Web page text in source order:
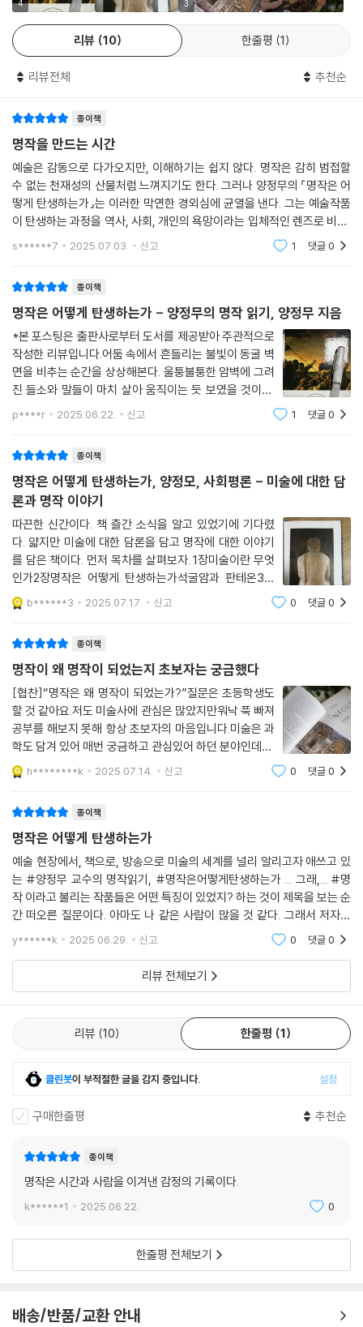
있는지 고민해볼 수 있다. 그것이 가능하다면 다다익선은 명작이 되는 것
이다.
--- 「6장 ‘한국의 명작을 찾아서」 중에서
지 않다고 말한다. 아름다움이 미술의 본질은 아니라는 것이다. 아름다움
과 별개로 인간의 깊은 감정을 일깨우는 작품이야말로 미술이며, 그것이
명작의 조건이라고 말한다.
저자는 그중에서도 신비로움과 경외감을 미술의 핵심적인 감정으로 꼽는
태, 즉 높은 차원의 정화된 마음 상태일 수 있다고 주장한다. 주술적 제의를
위해 구석기인들이 그린 동굴 벽화는 아름답기 때문이 아니라, 인간 안에
내재한 초월적인 감정을 불러일으키기에 미술로 정의할 수 있다. 그런 의
미에서 명작은 필연적으로 시공간을 초월한 세계로 우리를 데려다준다. 미
술은 이 같은 목적을 이루기 위해 가능한 구체적이고 생생한 물질로 우리
앞에 드러날 필요가 있다. 저자는 미술이란 단순히 머릿속에 떠오른 이미
지가 아니라 이미지와 물질로 구성된다고 말한다. 석굴암이 명작인 이유는
는 데 있다. 1만 5천 년 전 동굴 벽화와 20세기 백남준의 작품이 명작으로
서 공통점을 지닌다면, 둘 모두 물질로 현현해 이 같은 감정을 전해주기 때
문이다.
석굴암과 판테온, 불안정하기에 위대하다
시스티나 성당 벽화, 모욕당한 명작
메두사호의 뗏목, 이보다 더한 비극은 없다
모네의 수련 연못, 급이 다른 격차
저자가 꼽은 명작 중 하나인 테오도르 제리코의 〈메두사호의 뗏목〉 역시 미
술이 우리에게 아름답고 좋은 세계만 보여주는 것이 아니라는 사실을 깨닫
게 한다. 이 작품은 1816년 프랑스에서 일어난 메두사호의 조난 사건을 그
린 것으로, 작은 뗏목에 의지한 사람들이 바다 한가운데에서 처참히 죽어
가는 모습을 담았다. 제리코는 이 비극적인 사건을 날것 그대로 묘사하며
당시 프랑스 사회를 경악하게 만들었다. 실제로 그림 속의 끔찍한 장면은
극도의 사실성으로 보는 이에게 참담함과 고통스러운 감정을 불러일으킨
다. 하지만 그 때문에 우리는 이 작품에서 죽음을 목전에 둔 인간들의 삶을
정적인 힘이 공존한다. 빛과 어둠, 선과 악이 충돌한다. 그로 인해 명작은
언제나 논란의 중심에 선다. 그리고 때로는 모욕받는다.
미켈란젤로의 시스티나 벽화가 그 사례 중 하나다. 지금이야 모든 사람이
인정하는 명작이지만 한때 시스티나 성당의 〈최후의 심판〉은 불경한 작품
이라며 비난받았다. 급기야 나신으로 묘사된 예수와 성인들이 옷을 입은
모습으로 보수되면서 미켈란젤로가 그린 원작은 훼손당한다. 이처럼 명작
은 논쟁적이기에 시대의 오해와 불신을 사기도 한다. 그러나 결국 시간 속
에서 스러지지 않는 운명을 스스로 쟁취해낸다.
명작은 완벽하다?
명작에 깃든 빛과 어둠
명작이 오랜 시간을 버텨낸 데는 이유가 있다. 기술, 표현력, 주제, 창의성
모든 면에서 명작은 다른 작품을 압도한다. 다시 말해 명작에는 다른 작품
이 범접할 수 없는 차이가 있다. 일례로 우리는 시스티나 성당을 가득 채운
어마어마한 규모의 웅장한 그림들을 보며 절로 탄성을 내지른다. 시력을
잃어가는 상황에서도 불굴의 의지로 완성한 모네의 수련 연작은 차원이 다
른 예술성을 보여준다. 우리는 명작을 통해 인간의 한계를 극복한 예술가
의 위대한 투쟁과 천재성을 목격할 수 있다. 제리코가 그렇고, 미켈란젤로
가 그렇고, 모네의 작품이 그렇다. 그들의 작품은 시간 속에서도 쉬이 바래
는 진정한 감동은 명작의 찬란함 속에 녹아 있는 망설임과 고통의 흔적에
성하지 못한 뒷모습이다. 시스티나 성당 벽화에 그려진 어색한 손동작과
실수하는 인간이었음을 보여준다. 명작은 초월적인 위대함 속에 인간다움
을 품고 있다. 명작은 불안정하기에 위대하다. 이 책은 명작에 깃든 빛과 어
둠을 조명하며 “과연 미술이란 무엇인가”라는 본질적인 질문을 우리에게
되돌려준다.
4 3
리뷰 10 한줄평 1
리뷰전체 추천순
종이책
명작을 만드는 시간
예술은 감동으로 다가오지만, 이해하기는 쉽지 않다. 명작은 감히 범접할
수 없는 천재성의 산물처럼 느껴지기도 한다. 그러나 양정무의 『명작은 어
떻게 탄생하는가』는 이러한 막연한 경외심에 균열을 낸다. 그는 예술작품
이 탄생하는 과정을 역사, 사회, 개인의 욕망이라는 입체적인 렌즈로 비춰,
‘이해 가능한 명작’으로 우리 앞에 놓는다. 이 책은 단순한 미술 해설서가
s******7 2025.07.03. 신고 1 댓글0
종이책
명작은 어떻게 탄생하는가 - 양정무의 명작 읽기, 양정무 지음
*본 포스팅은 출판사로부터 도서를 제공받아 주관적으로
작성한 리뷰입니다.어둠 속에서 흔들리는 불빛이 동굴 벽
면을 비추는 순간을 상상해본다. 울퉁불퉁한 암벽에 그려
진 들소와 말들이 마치 살아 움직이는 듯 보였을 것이다.
라스코 동굴의 구석기인들이 경험했던 그 전율은 현대 우
리가 디지털 아트 전시장에서 느끼는 몰입감과 다르지 않
p****r 2025.06.22. 신고 1 댓글0
종이책
명작은 어떻게 탄생하는가, 양정모, 사회평론 - 미술에 대한 담
론과 명작 이야기
따끈한 신간이다. 책 츨간 소식을 알고 있었기에 기다렸
다. 얇지만 미술에 대한 담론을 담고 명작에 대한 이야기
를 담은 책이다. 먼저 목차를 살펴보자. 1장미술이란 무엇
인가2장명작은 어떻게 탄생하는가석굴암과 판테온3장
상처 입은 명작 미켈란젤로의 시스티나 성당 천장화4장
공포와 전율의 명작테오도르 제리코의 메두사호의 뗏목5
b******3 2025.07.17. 신고 0 댓글0
종이책
명작이 왜 명작이 되었는지 초보자는 궁금했다
[협찬]“명작은 왜 명작이 되었는가?”질문은 초등학생도
할 것 같아요.저도 미술사에 관심은 많았지만워낙 푹 빠져
공부를 해보지 못해 항상 초보자의 마음입니다.미술은 과
학도 담겨 있어 매번 궁금하고 관심있어 하던 분야인데요.
미술이 단순히 머릿속에 떠오른 이미지가 아니라 이미지
와 물질이라고 양작가님이 말하신 부분이 인상깊습니
h********k 2025.07.14. 신고 0 댓글0
종이책
명작은 어떻게 탄생하는가
예술 현장에서, 책으로, 방송으로 미술의 세계를 널리 알리고자 애쓰고 있
는 #양정무 교수의 명작읽기, #명작은어떻게탄생하는가 ... 그래,... #명
작 이라고 불리는 작품들은 어떤 특징이 있었지? 하는 것이 제목을 보는 순
간 떠오른 질문이다. 아마도 나 같은 사람이 많을 것 같다. 그래서 저자도
미술이란 무엇인가로 먼저 운을 띄우고 있었다. 원시시대의 동굴벽화부터
시작된 인류의
y******k 2025.06.29. 신고 0 댓글0
리뷰 전체보기
리뷰 10 한줄평 1
클린봇이 부적절한 글을 감지 중입니다. 설정
구매한줄평 추천순
종이책
명작은 시간과 사람을 이겨낸 감정의 기록이다.
k******1 2025.06.22. 0
한줄평 전체보기
배송/반품/교환 안내